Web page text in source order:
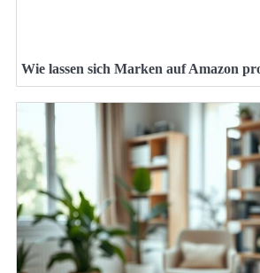
Wie lassen sich Marken auf Amazon